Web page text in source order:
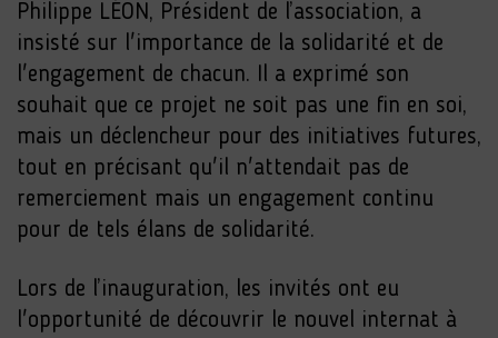
Philippe LÉON, Président de l’association, a
insisté sur l'importance de la solidarité et de
l'engagement de chacun. Il a exprimé son
souhait que ce projet ne soit pas une fin en soi,
mais un déclencheur pour des initiatives futures,
tout en précisant qu'il n'attendait pas de
remerciement mais un engagement continu
pour de tels élans de solidarité.
Lors de l’inauguration, les invités ont eu
l'opportunité de découvrir le nouvel internat à